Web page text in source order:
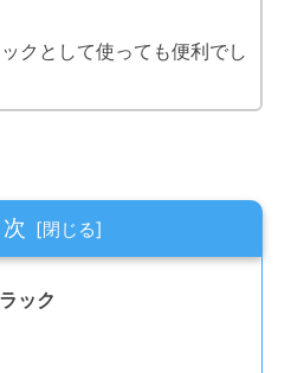
クとして使っても便利でし
ック